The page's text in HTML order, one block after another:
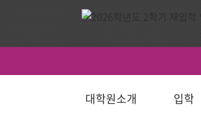
대학원소개 입학